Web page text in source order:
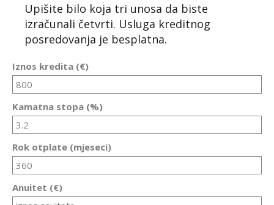
Upišite bilo koja tri unosa da biste
izračunali četvrti. Usluga kreditnog
posredovanja je besplatna.
Iznos kredita (€)
Kamatna stopa (%)
Rok otplate (mjeseci)
Anuitet (€)